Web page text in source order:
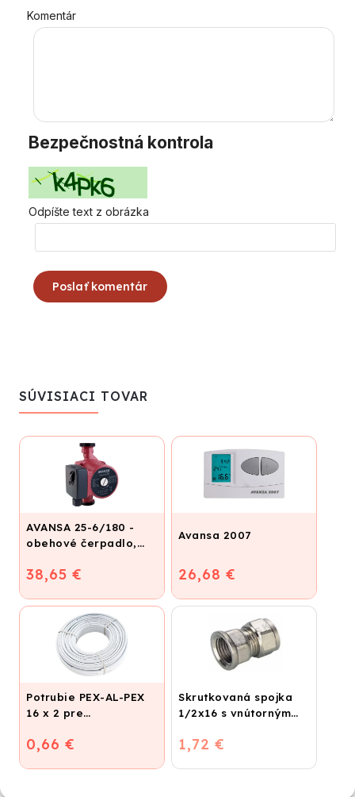
Komentár
Bezpečnostná kontrola
Odpíšte text z obrázka
Poslať komentár
SÚVISIACI TOVAR
AVANSA 25-6/180 -
obehové čerpadlo,
38,65 €
Avansa 2007
26,68 €
Potrubie PEX-AL-PEX
16 x 2 pre
podlahové kúrenie a
0,66 €
Skrutkovaná spojka
1/2x16 s vnútorným
1,72 €